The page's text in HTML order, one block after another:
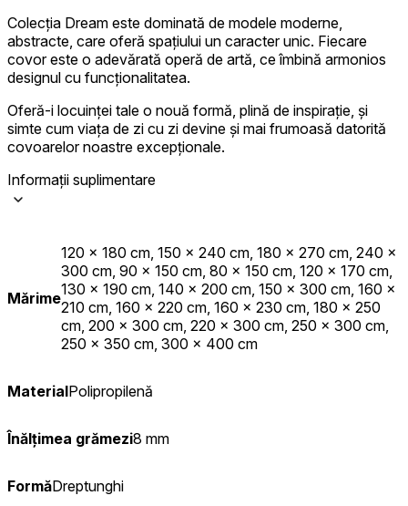
Colecția Dream este dominată de modele moderne,
abstracte, care oferă spațiului un caracter unic. Fiecare
covor este o adevărată operă de artă, ce îmbină armonios
designul cu funcționalitatea.
Oferă-i locuinței tale o nouă formă, plină de inspirație, și
simte cum viața de zi cu zi devine și mai frumoasă datorită
covoarelor noastre excepționale.
Informații suplimentare
Mărime
120 x 180 cm, 150 x 240 cm, 180 x 270 cm, 240 x
300 cm, 90 x 150 cm, 80 x 150 cm, 120 x 170 cm,
130 x 190 cm, 140 x 200 cm, 150 x 300 cm, 160 x
210 cm, 160 x 220 cm, 160 x 230 cm, 180 x 250
cm, 200 x 300 cm, 220 x 300 cm, 250 x 300 cm,
250 x 350 cm, 300 x 400 cm
MaterialPolipropilenă
Înălțimea grămezi8 mm
FormăDreptunghi